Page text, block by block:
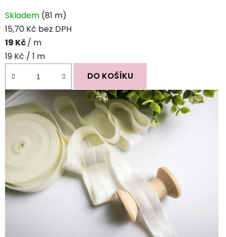
Skladem (81 m)
15,70 Kč bez DPH
19 Kč/ m
Měrná
19 Kč / 1 m
DO KOŠÍKU